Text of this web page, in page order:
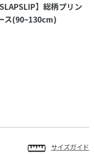
】総柄プリン
ス(90~130cm)
サイズガイド